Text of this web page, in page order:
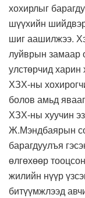
хохирлыг
шүүхийн
шиг аашилжээ.
луйврын замаар
улстөрчид
ХЗХ-ны
болов амьд
ХЗХ-ны хуучин
Ж.Мэндбаярын
барагдуулъя
өлгөхөөр
жилийн нүүр
битүүмжлээд